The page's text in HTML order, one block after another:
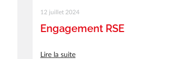
12 juillet 2024
Engagement RSE
Lire la suite